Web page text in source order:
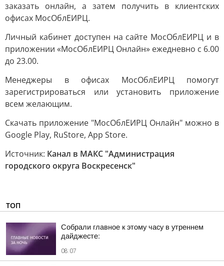
заказать онлайн, а затем получить в клиентских
офисах МосОблЕИРЦ.
Личный кабинет доступен на сайте МосОблЕИРЦ и в
приложении «МосОблЕИРЦ Онлайн» ежедневно с 6.00
до 23.00.
Менеджеры в офисах МосОблЕИРЦ помогут
зарегистрироваться или установить приложение
всем желающим.
Скачать приложение "МосОблЕИРЦ Онлайн" можно в
Google Play, RuStore, App Store.
Источник: Канал в МАКС "Администрация
городского округа Воскресенск"
ТОП
Собрали главное к этому часу в утреннем
дайджесте:
08:07